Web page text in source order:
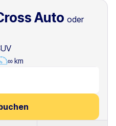
Auto oder
∞ km